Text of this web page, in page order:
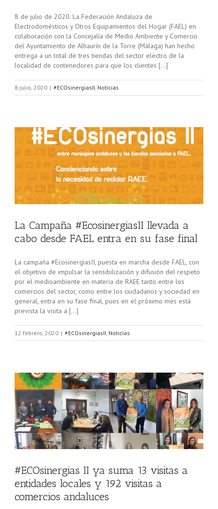
8 de julio de 2020. La Federación Andaluza de
Electrodomésticos y Otros Equipamientos del Hogar (FAEL) en
colaboración con la Concejalía de Medio Ambiente y Comercio
del Ayuntamiento de Alhaurín de la Torre (Málaga) han hecho
entrega a un total de tres tiendas del sector electro de la
localidad de contenedores para que los clientes […]
8 julio, 2020 | #ECOsinergiasII Noticias
La Campaña #EcosinergiasII llevada a
cabo desde FAEL entra en su fase final
La campaña #EcosinergiasII, puesta en marcha desde FAEL, con
el objetivo de impulsar la sensibilización y difusión del respeto
por el medioambiente en materia de RAEE tanto entre los
comercios del sector, como entre los ciudadanos y sociedad en
general, entra en su fase final, pues en el próximo mes está
prevista la visita a […]
12 febrero, 2020 | #ECOsinergiasII Noticias
#ECOsinergias II ya suma 13 visitas a
entidades locales y 192 visitas a
comercios andaluces